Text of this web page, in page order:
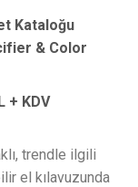
Kataloğu
& Color
+ KDV
trendle ilgili
el kılavuzunda